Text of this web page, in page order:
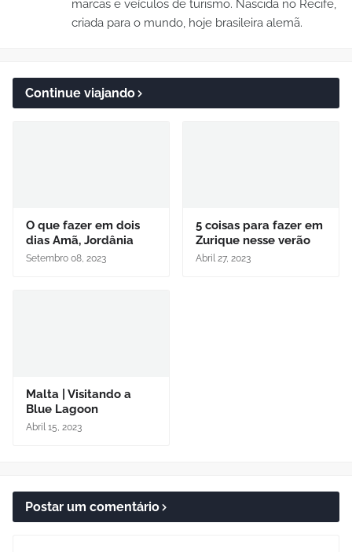
marcas e veículos de turismo. Nascida no Recife,
criada para o mundo, hoje brasileira alemã.
Continue viajando
O que fazer em dois
dias Amã, Jordânia
Setembro 08, 2023
5 coisas para fazer em
Zurique nesse verão
Abril 27, 2023
Malta | Visitando a
Blue Lagoon
Abril 15, 2023
Postar um comentário